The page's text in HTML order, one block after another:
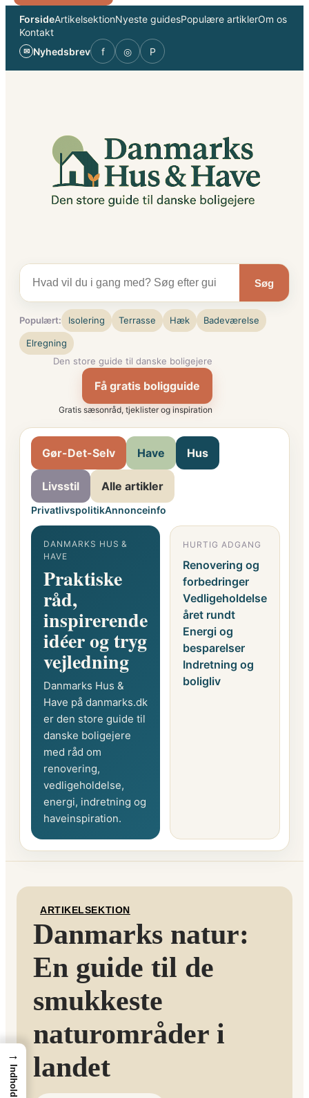
Spring
indhold
ForsideArtikelsektionNyeste guidesPopulære artiklerOm os
Kontakt
✉ Nyhedsbrev f ◎ P
Søg
Populært: Isolering Terrasse Hæk Badeværelse
Elregning
Den store guide til danske boligejere
Få gratis boligguide
Gratis sæsonråd, tjeklister og inspiration
Gør-Det-Selv Have Hus
Livsstil Alle artikler
PrivatlivspolitikAnnonceinfo
DANMARKS HUS &
HAVE
Praktiske
råd,
inspirerende
idéer og tryg
vejledning
Danmarks Hus &
Have på danmarks.dk
er den store guide til
danske boligejere
med råd om
renovering,
vedligeholdelse,
energi, indretning og
haveinspiration.
HURTIG ADGANG
Renovering og
forbedringer
Vedligeholdelse
året rundt
Energi og
besparelser
Indretning og
boligliv
ARTIKELSEKTION
Danmarks natur:
En guide til de
smukkeste
naturområder i
landet
→
Indhold